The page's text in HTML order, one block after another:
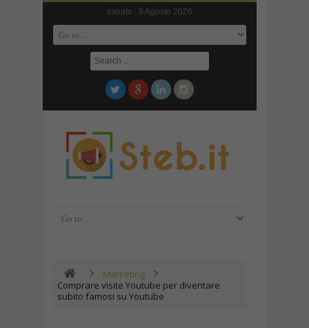
sabato , 8 Agosto 2026
Marketing
Comprare visite Youtube per diventare
subito famosi su Youtube